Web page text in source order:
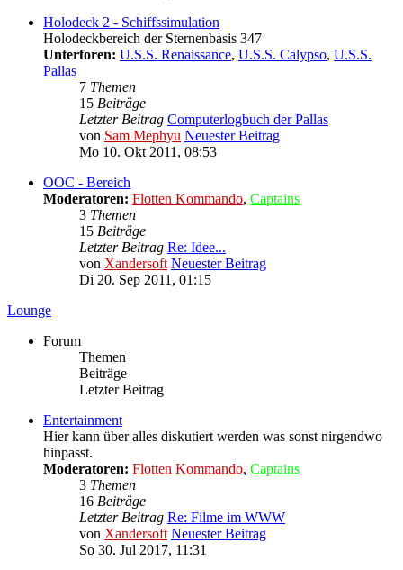
Holodeck 2 - Schiffssimulation
Holodeckbereich der Sternenbasis 347
Unterforen: U.S.S. Renaissance, U.S.S. Calypso, U.S.S.
Pallas
7 Themen
15 Beiträge
Letzter Beitrag Computerlogbuch der Pallas
von Sam Mephyu Neuester Beitrag
Mo 10. Okt 2011, 08:53
OOC - Bereich
Moderatoren: Flotten Kommando, Captains
3 Themen
15 Beiträge
Letzter Beitrag Re: Idee...
von Xandersoft Neuester Beitrag
Di 20. Sep 2011, 01:15
Lounge
Forum
Themen
Beiträge
Letzter Beitrag
Entertainment
Hier kann über alles diskutiert werden was sonst nirgendwo
hinpasst.
Moderatoren: Flotten Kommando, Captains
3 Themen
16 Beiträge
Letzter Beitrag Re: Filme im WWW
von Xandersoft Neuester Beitrag
So 30. Jul 2017, 11:31